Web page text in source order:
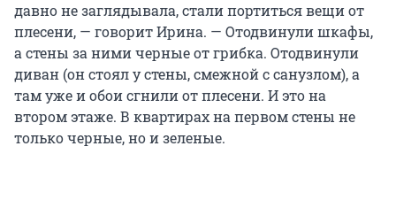
давно не заглядывала, стали портиться вещи от
плесени, — говорит Ирина. — Отодвинули шкафы,
а стены за ними черные от грибка. Отодвинули
диван (он стоял у стены, смежной с санузлом), а
там уже и обои сгнили от плесени. И это на
втором этаже. В квартирах на первом стены не
только черные, но и зеленые.